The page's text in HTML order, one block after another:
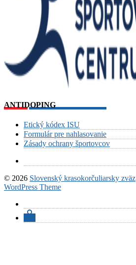
ANTIDOPING
Etický kódex ISU
Formulár pre nahlasovanie
Zásady ochrany športovcov
© 2026 Slovenský krasokorčuliarsky zväz
WordPress Theme